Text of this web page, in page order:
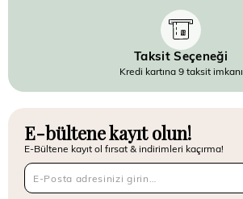
Taksit Seçeneği
Kredi kartına 9 taksit imkanı
E-bültene kayıt olun!
E-Bültene kayıt ol fırsat & indirimleri kaçırma!